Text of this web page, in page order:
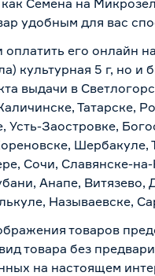
Семена на
удобным для вас
его онлайн
культурная 5 г, но
выдачи в
Татарске,
Усть-Заостровке,
Сочи, Славянске-
Анапе, Витязево,
Называевске,
товаров
товара без
на настоящем